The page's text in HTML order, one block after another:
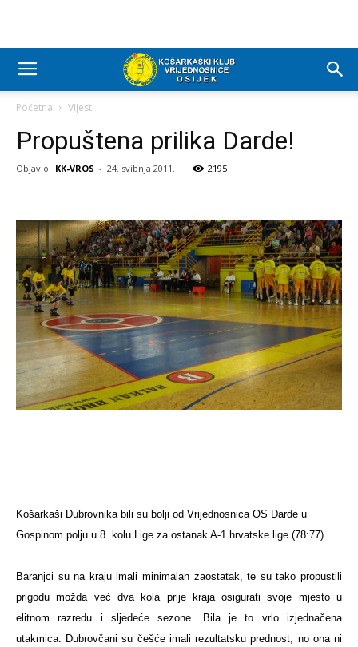
Početna Vijesti
Propuštena prilika Darde!
Objavio: KK-VROS - 24. svibnja 2011. 2195
Košarkaši Dubrovnika bili su bolji od Vrijednosnica OS Darde u
Gospinom polju u 8. kolu Lige za ostanak A-1 hrvatske lige (78:77).
Baranjci su na kraju imali minimalan zaostatak, te su tako propustili
prigodu možda već dva kola prije kraja osigurati svoje mjesto u
elitnom razredu i sljedeće sezone. Bila je to vrlo izjednačena
utakmica. Dubrovčani su češće imali rezultatsku prednost, no ona ni